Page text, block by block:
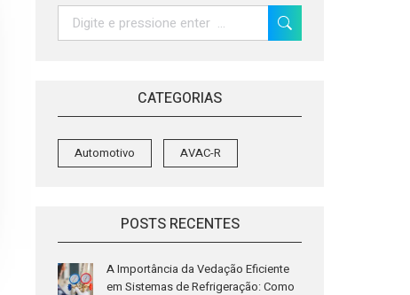
Search:
CATEGORIAS
Automotivo AVAC-R
POSTS RECENTES
A Importância da Vedação Eficiente
em Sistemas de Refrigeração: Como